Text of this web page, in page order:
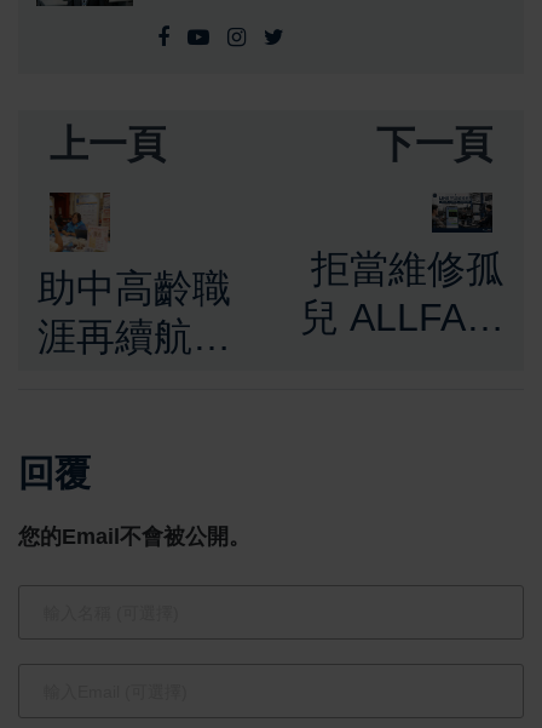
上一頁
助中高齡職
涯再續航！
樂齡就業徵
才登場 薪
下一頁
拒當維修孤
兒 ALLFA中
回覆
您的Email不會被公開。